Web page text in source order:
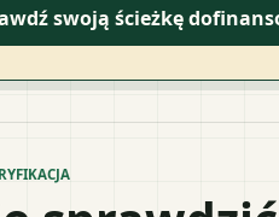
swoją ścieżkę